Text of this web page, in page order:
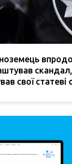
свої статеві